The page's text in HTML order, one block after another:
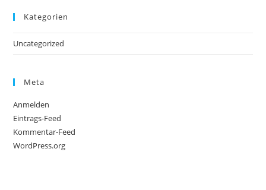
Kategorien
Uncategorized
Meta
Anmelden
Eintrags-Feed
Kommentar-Feed
WordPress.org